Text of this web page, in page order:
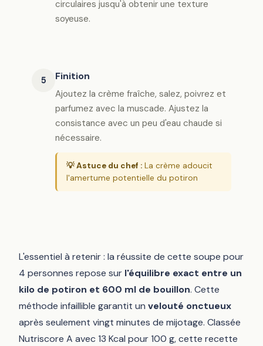
circulaires jusqu'à obtenir une texture
soyeuse.
5 Finition
Ajoutez la crème fraîche, salez, poivrez et
parfumez avec la muscade. Ajustez la
consistance avec un peu d'eau chaude si
nécessaire.
💡 Astuce du chef : La crème adoucit
l'amertume potentielle du potiron
L'essentiel à retenir : la réussite de cette soupe pour
4 personnes repose sur l'équilibre exact entre un
kilo de potiron et 600 ml de bouillon. Cette
méthode infaillible garantit un velouté onctueux
après seulement vingt minutes de mijotage. Classée
Nutriscore A avec 13 Kcal pour 100 g, cette recette